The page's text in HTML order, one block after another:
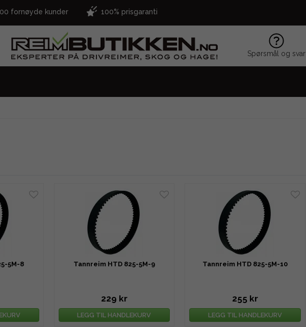
fornøyde kunder 100% prisgaranti
Spørsmål og svar
5M-8 Tannreim HTD 825-5M-9
229 kr
LEGG TIL HANDLEKURV
Tannreim HTD 825-5M-10
255 kr
LEGG TIL HANDLEKURV